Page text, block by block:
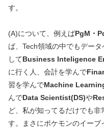
す。
(A)について、例えばPgM・
ば、Tech領域の中でもデー
してBusiness Inteligence
に行く人、会計を学んで
習を学んでMachine
んでData Scientist(DS)や
ど、私が知ってるだけでも
す。まさにポケモンのイーブ